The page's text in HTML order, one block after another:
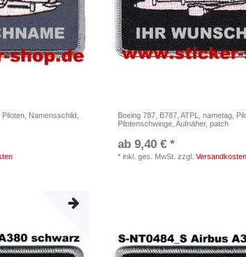
Namensschild,
Boeing 787, B787, ATPL, nametag,
Pilotenschwinge, Aufnäher, patch
ab 9,40 € *
*inkl. ges. MwSt. zzgl.Versandkosten